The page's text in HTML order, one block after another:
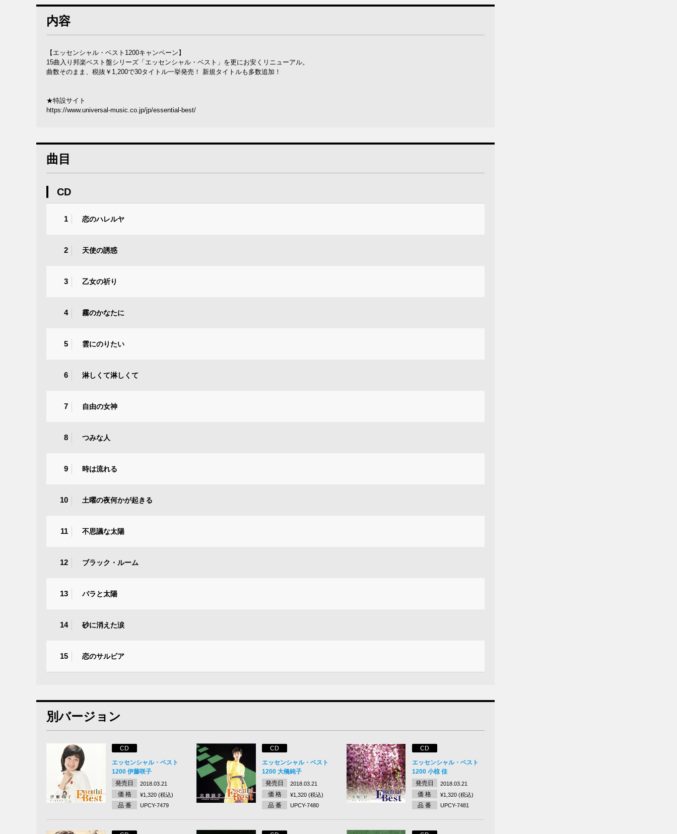
内容
【エッセンシャル・ベスト1200キャンペーン】
15曲入り邦楽ベスト盤シリーズ「エッセンシャル・ベスト」を更にお安くリニューアル。
曲数そのまま、税抜￥1,200で30タイトル一挙発売！ 新規タイトルも多数追加！
★特設サイト
https://www.universal-music.co.jp/jp/essential-best/
曲目
CD
1 恋のハレルヤ
2 天使の誘惑
3 乙女の祈り
4 霧のかなたに
5 雲にのりたい
6 淋しくて淋しくて
7 自由の女神
8 つみな人
9 時は流れる
10 土曜の夜何かが起きる
11 不思議な太陽
12 ブラック・ルーム
13 バラと太陽
14 砂に消えた涙
15 恋のサルビア
別バージョン
CD
エッセンシャル・ベスト
1200 伊藤咲子
発売日
2018.03.21
価 格 ¥1,320 (税込)
品 番 UPCY-7479
CD
エッセンシャル・ベスト
1200 大橋純子
発売日
2018.03.21
価 格 ¥1,320 (税込)
品 番 UPCY-7480
CD
エッセンシャル・ベスト
1200 小椋 佳
発売日
2018.03.21
価 格 ¥1,320 (税込)
品 番 UPCY-7481